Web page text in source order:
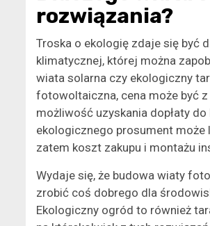
rozwiązania?
Troska o ekologię zdaje się być
klimatycznej, której można
wiata solarna czy ekologiczny
fotowoltaiczna, cena może być
możliwość uzyskania dopłaty
ekologicznego prosument
zatem koszt zakupu i montażu
Wydaje się, że budowa wiaty
zrobić coś dobrego dla
Ekologiczny ogród to również